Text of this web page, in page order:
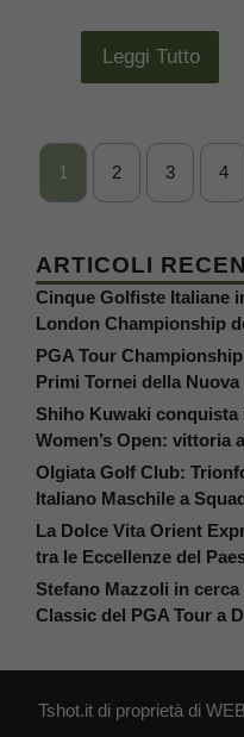
Leggi Tutto
1 2 3 4
ARTICOLI
Cinque Golfiste Italiane
London Championship
PGA Tour
Primi Tornei della
Shiho Kuwaki conquista
Women’s Open: vittoria
Olgiata Golf Club:
Italiano Maschile a
La Dolce Vita Orient
tra le Eccellenze del
Stefano Mazzoli in
Classic del PGA Tour a
Tshot.it di proprietà di